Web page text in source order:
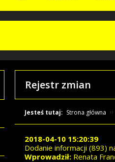
Rejestr zmian
Jesteś tutaj: Strona główna
2018-04-10 15:20:39
Dodanie informacji (893)
Wprowadził:Renata